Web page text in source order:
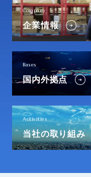
Company
企業情報
Bases
国内外拠点
Activities
当社の取り組み